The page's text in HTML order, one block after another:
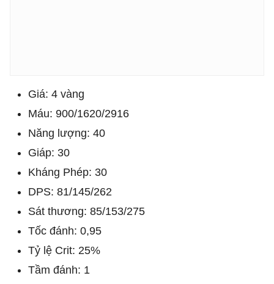
Giá: 4 vàng
Máu: 900/1620/2916
Năng lượng: 40
Giáp: 30
Kháng Phép: 30
DPS: 81/145/262
Sát thương: 85/153/275
Tốc đánh: 0,95
Tỷ lệ Crit: 25%
Tầm đánh: 1